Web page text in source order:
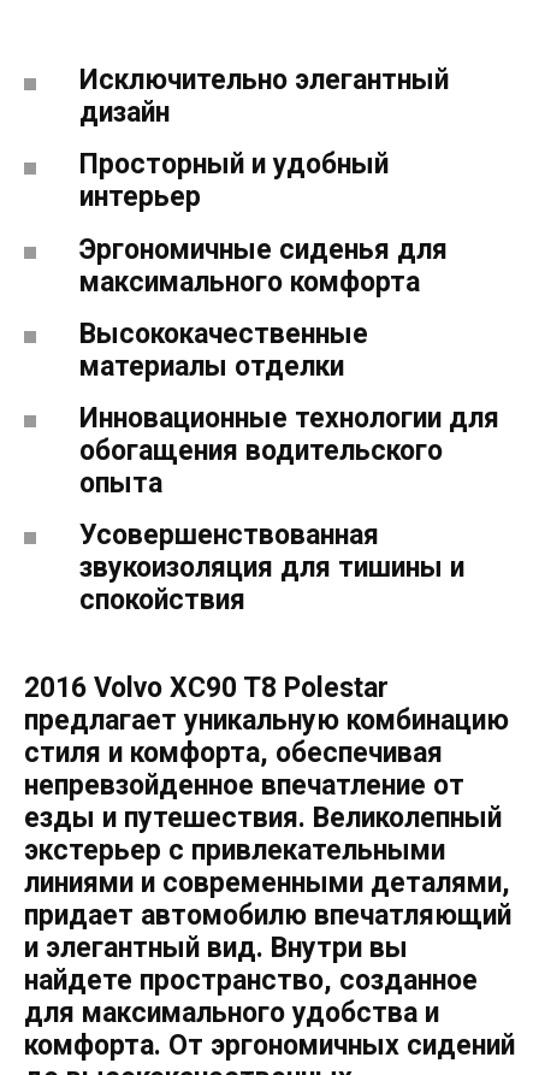
Исключительно элегантный
дизайн
Просторный и удобный
интерьер
Эргономичные сиденья для
максимального комфорта
Высококачественные
материалы отделки
Инновационные технологии для
обогащения водительского
опыта
Усовершенствованная
звукоизоляция для тишины и
спокойствия
2016 Volvo XC90 T8 Polestar
предлагает уникальную комбинацию
стиля и комфорта, обеспечивая
непревзойденное впечатление от
езды и путешествия. Великолепный
экстерьер с привлекательными
линиями и современными деталями,
придает автомобилю впечатляющий
и элегантный вид. Внутри вы
найдете пространство, созданное
для максимального удобства и
комфорта. От эргономичных сидений